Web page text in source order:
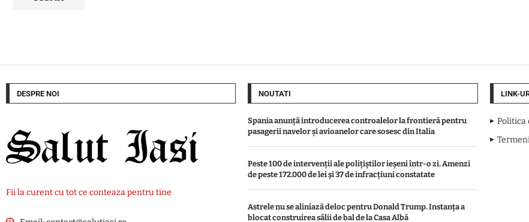
DESPRE NOI
Fii la curent cu tot ce conteaza pentru tine
NOUTATI
Spania anunță introducerea controalelor la frontieră pentru
pasagerii navelor și avioanelor care sosesc din Italia
Peste 100 de intervenții ale polițiștilor ieșeni într-o zi. Amenzi
de peste 172.000 de lei și 37 de infracțiuni constatate
Astrele nu se aliniază deloc pentru Donald Trump. Instanța a
blocat construirea sălii de bal de la Casa Albă
LINK-
Politica